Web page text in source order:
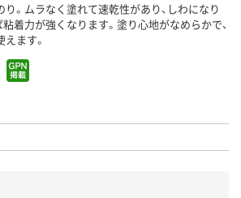
。ムラなく塗れて速乾性があり、しわになり
着力が強くなります。塗り心地がなめらかで、
ます。